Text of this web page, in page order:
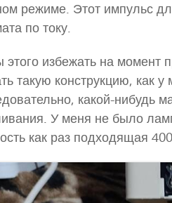
режиме. Этот импульс
по току.
этого избежать на момент
такую конструкцию, как
какой-нибудь
У меня не было
как раз подходящая